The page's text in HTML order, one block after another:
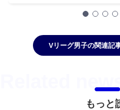
Vリーグ男子の関連記
もっと